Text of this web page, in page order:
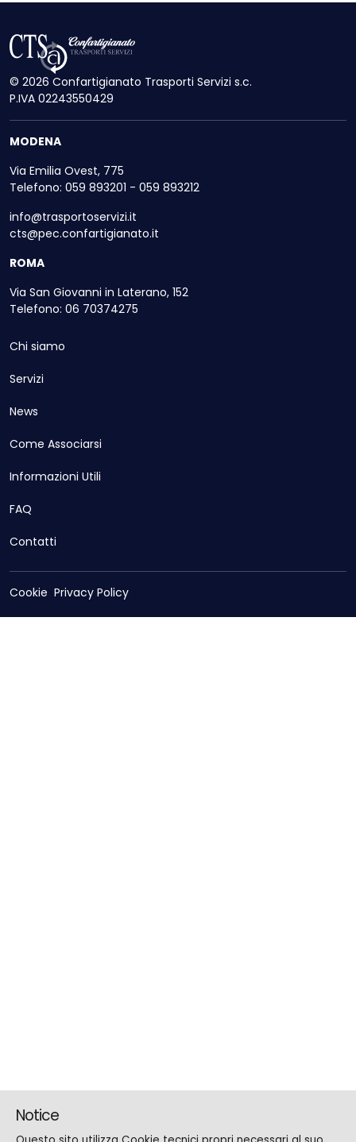
© 2026 Confartigianato Trasporti Servizi s.c.
P.IVA 02243550429
MODENA
Via Emilia Ovest, 775
Telefono: 059 893201 - 059 893212
info@trasportoservizi.it
cts@pec.confartigianato.it
ROMA
Via San Giovanni in Laterano, 152
Telefono: 06 70374275
Chi siamo
Servizi
News
Come Associarsi
Informazioni Utili
FAQ
Contatti
Cookie Privacy Policy
Notice